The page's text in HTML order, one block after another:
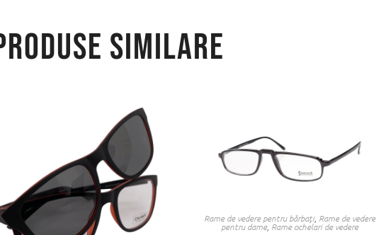
similare
Rame de vedere pentru bărbați, Rame de vedere
pentru dame, Rame ochelari de vedere